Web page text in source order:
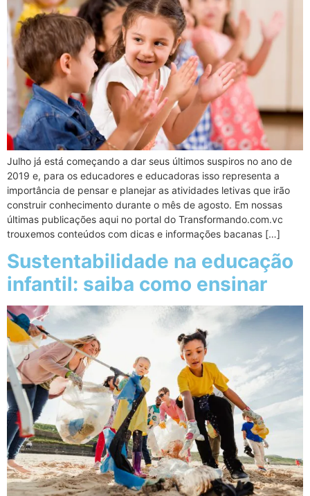
Julho já está começando a dar seus últimos suspiros no ano de
2019 e, para os educadores e educadoras isso representa a
importância de pensar e planejar as atividades letivas que irão
construir conhecimento durante o mês de agosto. Em nossas
últimas publicações aqui no portal do Transformando.com.vc
trouxemos conteúdos com dicas e informações bacanas […]
Sustentabilidade na educação
infantil: saiba como ensinar